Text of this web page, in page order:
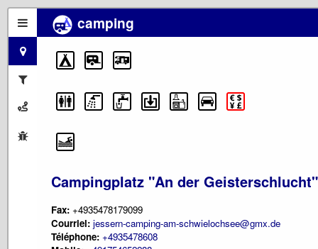
camping
Campingplatz "An der Geisterschlucht"
Fax: +4935478179099
Courriel: jessern-camping-am-schwielochsee@gmx.de
Téléphone: +4935478608